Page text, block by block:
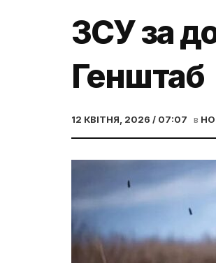
ЗСУ за
Генштаб
12 КВІТНЯ, 2026 / 07:07 в